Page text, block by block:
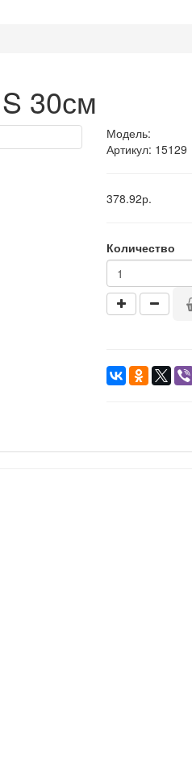
30см
Модель:
Артикул: 15129
378.92р.
Количество